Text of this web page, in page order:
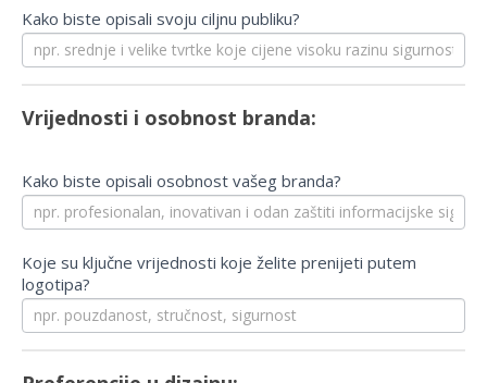
Kako biste opisali svoju ciljnu publiku?
Vrijednosti i osobnost branda:
Kako biste opisali osobnost vašeg branda?
Koje su ključne vrijednosti koje želite prenijeti putem
logotipa?